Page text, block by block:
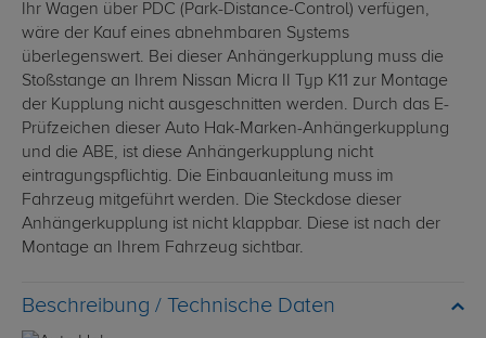
Ihr Wagen über PDC (Park-Distance-Control) verfügen,
wäre der Kauf eines abnehmbaren Systems
überlegenswert. Bei dieser Anhängerkupplung muss die
Stoßstange an Ihrem Nissan Micra II Typ K11 zur Montage
der Kupplung nicht ausgeschnitten werden. Durch das E-
Prüfzeichen dieser Auto Hak-Marken-Anhängerkupplung
und die ABE, ist diese Anhängerkupplung nicht
eintragungspflichtig. Die Einbauanleitung muss im
Fahrzeug mitgeführt werden. Die Steckdose dieser
Anhängerkupplung ist nicht klappbar. Diese ist nach der
Montage an Ihrem Fahrzeug sichtbar.
Technische Daten